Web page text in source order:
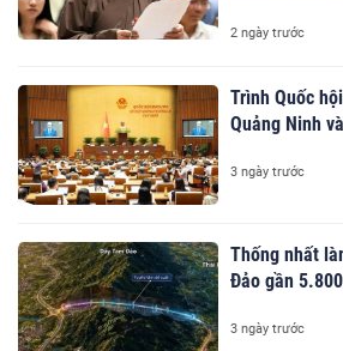
2 ngày trước
Trình Quốc
Quảng Ninh
3 ngày trước
Thống nhất
Đảo gần
3 ngày trước